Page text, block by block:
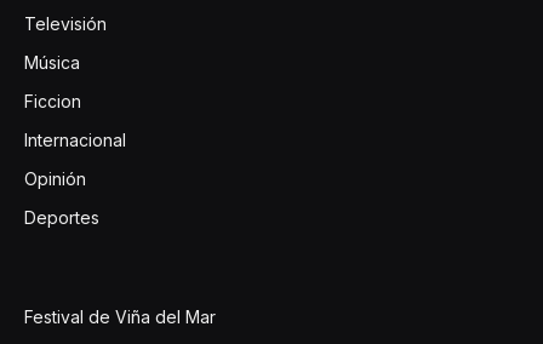
Televisión
Música
Ficcion
Internacional
Opinión
Deportes
Festival de Viña del Mar